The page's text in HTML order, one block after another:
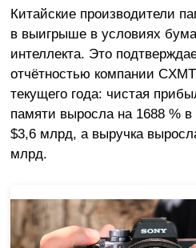
Китайские производители
в выигрыше в условиях бума
интеллекта. Это
отчётностью компании
текущего года: чистая
памяти выросла на 1688 %
$3,6 млрд, а выручка
млрд.